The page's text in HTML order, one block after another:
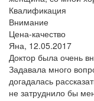
Квалификация
Внимание
Цена-качество
Яна, 12.05.2017
Доктор была очень
Задавала много
догадалась
не затруднило бы